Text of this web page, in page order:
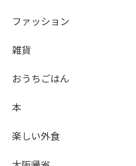
ファッション
雑貨
おうちごはん
本
楽しい外食